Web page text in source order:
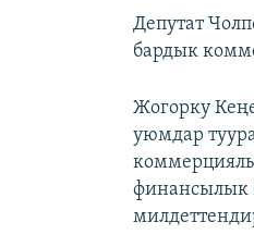
Депутат
бардык
Жогорку
уюмдар
финансылык